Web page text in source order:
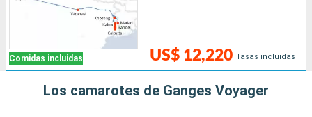
Comidas incluidas US$ 12,220 Tasas incluidas
Los camarotes de Ganges Voyager